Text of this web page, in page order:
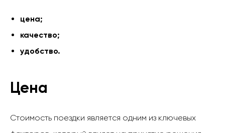
цена;
качество;
удобство.
Цена
Стоимость поездки является одним из ключевых